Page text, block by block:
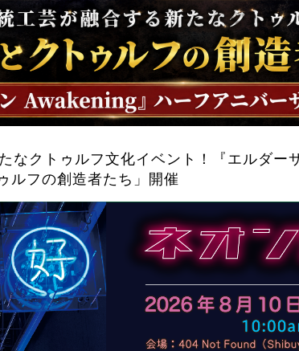
なクトゥルフ文化イベント！『エルダー
ルフの創造者たち」開催